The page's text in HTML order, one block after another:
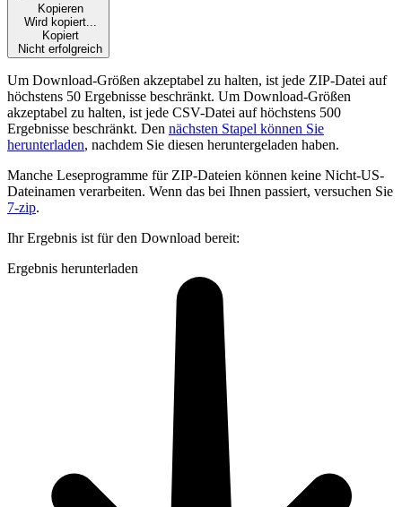
Kopieren
Wird kopiert...
Kopiert
Nicht erfolgreich
Um Download-Größen akzeptabel zu halten, ist jede ZIP-Datei auf
höchstens 50 Ergebnisse beschränkt. Um Download-Größen
akzeptabel zu halten, ist jede CSV-Datei auf höchstens 500
Ergebnisse beschränkt. Den nächsten Stapel können Sie
herunterladen, nachdem Sie diesen heruntergeladen haben.
Manche Leseprogramme für ZIP-Dateien können keine Nicht-US-
Dateinamen verarbeiten. Wenn das bei Ihnen passiert, versuchen Sie
7-zip.
Ihr Ergebnis ist für den Download bereit:
Ergebnis herunterladen